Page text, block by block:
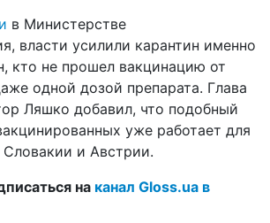
в Министерстве
власти усилили карантин именно
кто не прошел вакцинацию от
одной дозой препарата. Глава
Ляшко добавил, что подобный
уже работает для
и Австрии.
на канал Gloss.ua в